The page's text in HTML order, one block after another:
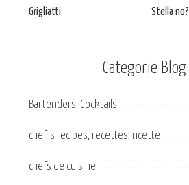
Grigliatti
Stella no?
Categorie Blog
Bartenders, Cocktails
chef's recipes, recettes, ricette
chefs de cuisine